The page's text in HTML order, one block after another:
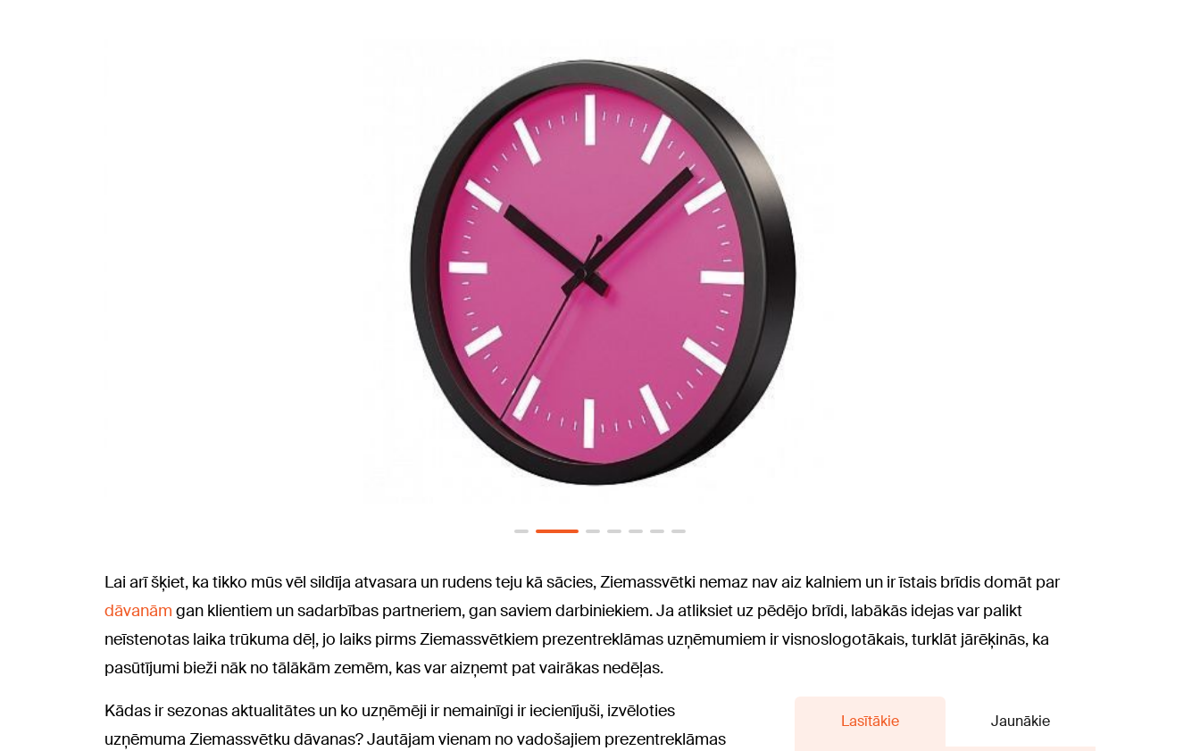
Lai arī šķiet, ka tikko mūs vēl sildīja atvasara un rudens teju kā sācies, Ziemassvētki nemaz nav aiz kalniem un ir īstais brīdis domāt par
dāvanām gan klientiem un sadarbības partneriem, gan saviem darbiniekiem. Ja atliksiet uz pēdējo brīdi, labākās idejas var palikt
neīstenotas laika trūkuma dēļ, jo laiks pirms Ziemassvētkiem prezentreklāmas uzņēmumiem ir visnoslogotākais, turklāt jārēķinās, ka
pasūtījumi bieži nāk no tālākām zemēm, kas var aizņemt pat vairākas nedēļas.
Kādas ir sezonas aktualitātes un ko uzņēmēji ir nemainīgi ir iecienījuši, izvēloties
uzņēmuma Ziemassvētku dāvanas? Jautājam vienam no vadošajiem prezentreklāmas
Lasītākie Jaunākie